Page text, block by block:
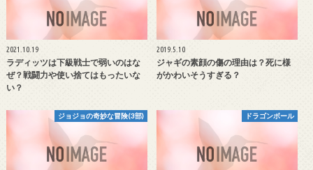
2021.10.19
ラディッツは下級戦士で弱いのはな
ぜ？戦闘力や使い捨てはもったいな
い？
2019.5.10
ジャギの素顔の傷の理由は？死に様
がかわいそうすぎる？
ジョジョの奇妙な冒険(3部) ドラゴンボール